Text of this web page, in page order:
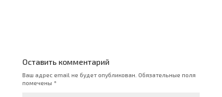
Оставить комментарий
Ваш адрес email не будет опубликован. Обязательные поля
помечены *